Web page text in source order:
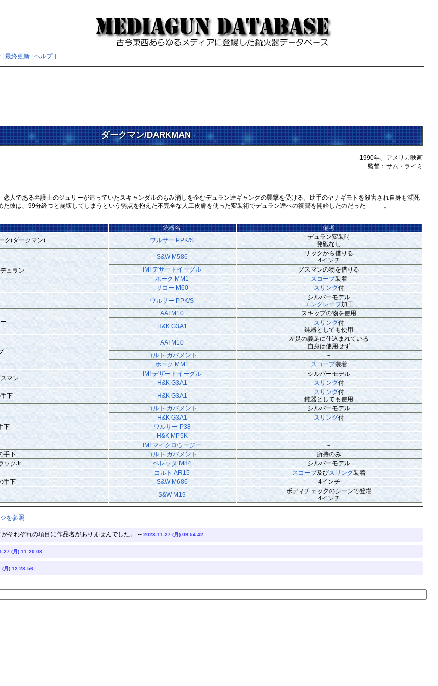
| 最終更新| ヘルプ]
ダークマン/DARKMAN†
1990年、アメリカ映画
監督：サム・ライミ
人である弁護士のジュリーが追っていたスキャンダルのもみ消しを企むデュラン達ギャングの襲撃を受ける。助手のヤナギモトを殺害され自身も瀕死
た彼は、99分経つと崩壊してしまうという弱点を抱えた不完全な人工皮膚を使った変装術でデュラン達への復讐を開始したのだった―――。
銃器名
備考
ク(ダークマン)
ワルサー PPK/S
デュラン変装時
発砲なし
ュラン
S&W M586
リックから借りる
4インチ
IMI デザートイーグル
グスマンの物を借りる
ホーク MM1
スコープ装着
サコー M60
スリング付
ワルサー PPK/S
シルバーモデル
エングレーブ加工
AAI M10
スキップの物を使用
H&K G3A1
スリング付
鈍器としても使用
AAI M10
左足の義足に仕込まれている
自身は使用せず
コルト ガバメント
－
ホーク MM1
スコープ装着
マン
IMI デザートイーグル
シルバーモデル
H&K G3A1
スリング付
下
H&K G3A1 スリング付
鈍器としても使用
下
コルト ガバメント
シルバーモデル
H&K G3A1
スリング付
ワルサー P38
－
H&K MP5K
－
IMI マイクロウージー
－
手下
コルト ガバメント
所持のみ
ックJr
ベレッタ M84
シルバーモデル
コルト AR15 スコープ及びスリング装着
手下
S&W M686
4インチ
S&W M19
ボディチェックのシーンで登場
4インチ
を参照
それぞれの項目に作品名がありませんでした。 -- 2023-11-27 (月) 09:54:42
27 (月) 11:20:08
(月) 12:28:56